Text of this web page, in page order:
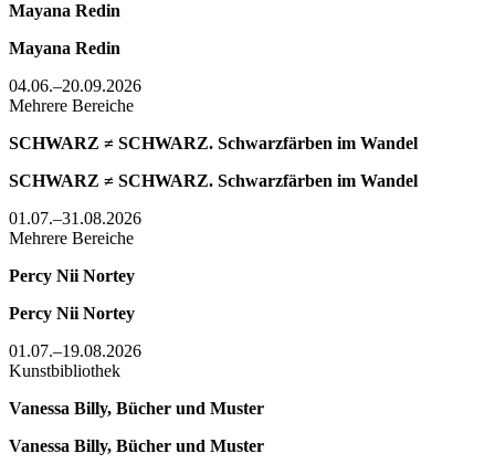
Mayana Redin
Mayana Redin
04.06.–20.09.2026
Mehrere Bereiche
SCHWARZ ≠ SCHWARZ. Schwarzfärben im Wandel
SCHWARZ ≠ SCHWARZ. Schwarzfärben im Wandel
01.07.–31.08.2026
Mehrere Bereiche
Percy Nii Nortey
Percy Nii Nortey
01.07.–19.08.2026
Kunstbibliothek
Vanessa Billy, Bücher und Muster
Vanessa Billy, Bücher und Muster